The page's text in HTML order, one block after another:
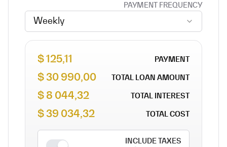
PAYMENT FREQUENCY
Weekly
PAYMENT
125,11 $
TOTAL LOAN AMOUNT
30 990,00 $
TOTAL INTEREST
8 044,32 $
TOTAL COST
39 034,32 $
INCLUDE TAXES